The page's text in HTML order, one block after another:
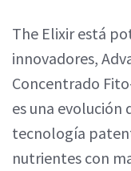
The Elixir está
innovadores,
Concentrado
es una evolución
tecnología
nutrientes con